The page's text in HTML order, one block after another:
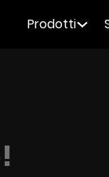
Prodotti